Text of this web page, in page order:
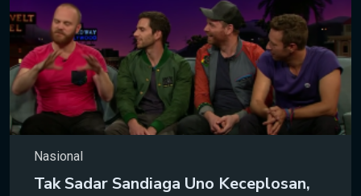
Nasional
Tak Sadar Sandiaga Uno Keceplosan,